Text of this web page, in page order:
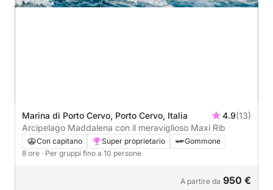
Marina di Porto Cervo, Porto Cervo, Italia 4.9(13)
Arcipelago Maddalena con il meraviglioso Maxi Rib
Con capitano Super proprietario
Gommone
8 ore · Per gruppi fino a 10 persone
A partire da 950 €